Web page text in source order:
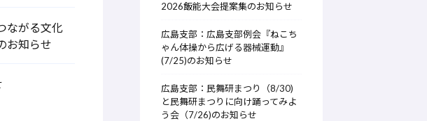
ながる文化
お知らせ
2026飯能大会提案集のお知らせ
広島支部：広島支部例会『ねこち
ゃん体操から広げる器械運動』
(7/25)のお知らせ
広島支部：民舞研まつり（8/30)
と民舞研まつりに向け踊ってみよ
う会（7/26)のお知らせ